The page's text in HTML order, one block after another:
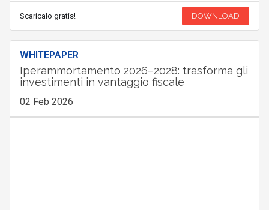
Scaricalo gratis! DOWNLOAD
WHITEPAPER
Iperammortamento 2026–2028: trasforma gli
investimenti in vantaggio fiscale
02 Feb 2026